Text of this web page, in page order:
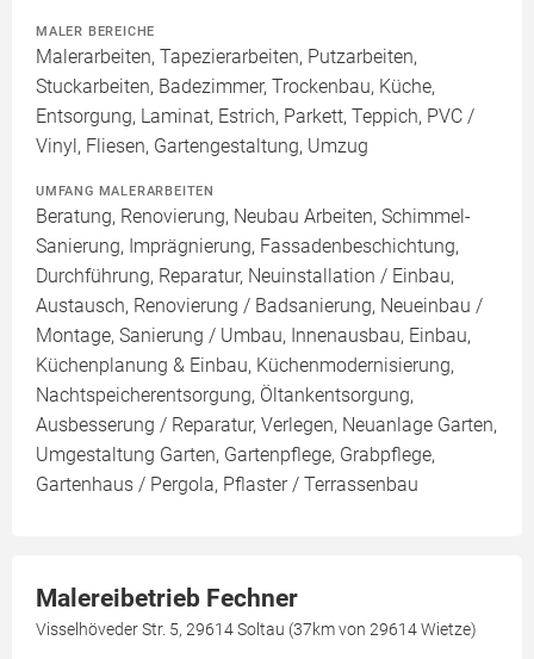
MALER BEREICHE
Malerarbeiten, Tapezierarbeiten, Putzarbeiten,
Stuckarbeiten, Badezimmer, Trockenbau, Küche,
Entsorgung, Laminat, Estrich, Parkett, Teppich, PVC /
Vinyl, Fliesen, Gartengestaltung, Umzug
UMFANG MALERARBEITEN
Beratung, Renovierung, Neubau Arbeiten, Schimmel-
Sanierung, Imprägnierung, Fassadenbeschichtung,
Durchführung, Reparatur, Neuinstallation / Einbau,
Austausch, Renovierung / Badsanierung, Neueinbau /
Montage, Sanierung / Umbau, Innenausbau, Einbau,
Küchenplanung & Einbau, Küchenmodernisierung,
Nachtspeicherentsorgung, Öltankentsorgung,
Ausbesserung / Reparatur, Verlegen, Neuanlage Garten,
Umgestaltung Garten, Gartenpflege, Grabpflege,
Gartenhaus / Pergola, Pflaster / Terrassenbau
Malereibetrieb Fechner
Visselhöveder Str. 5, 29614 Soltau (37km von 29614 Wietze)